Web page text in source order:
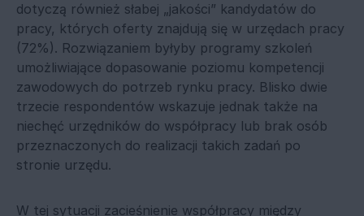
dotyczą również słabej „jakości” kandydatów do
pracy, których oferty znajdują się w urzędach pracy
(72%). Rozwiązaniem byłyby programy szkoleń
umożliwiające dopasowanie poziomu kompetencji
zawodowych do potrzeb rynku pracy. Blisko dwie
trzecie respondentów wskazuje jednak także na
niechęć urzędników do współpracy lub brak osób
przeznaczonych do realizacji takich zadań po
stronie urzędu.
W tej sytuacji zacieśnienie współpracy między